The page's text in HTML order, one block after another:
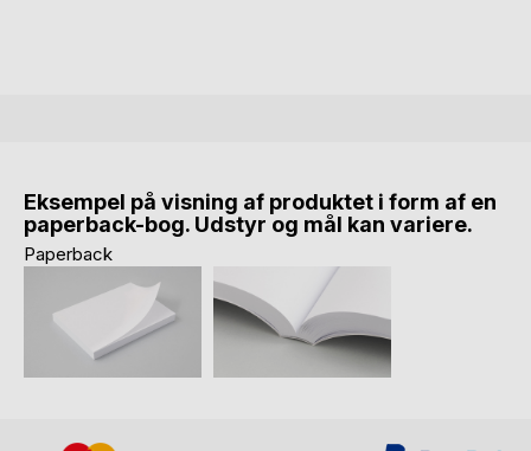
Eksempel på visning af produktet i form af en
paperback-bog. Udstyr og mål kan variere.
Paperback